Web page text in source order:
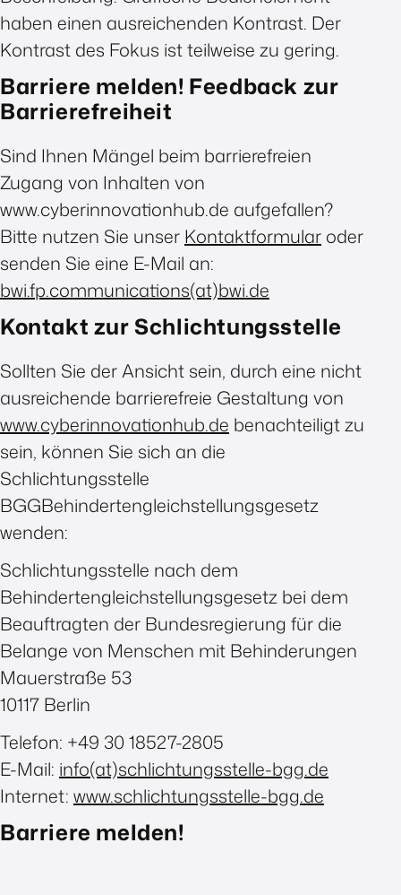
haben einen ausreichenden Kontrast. Der
Kontrast des Fokus ist teilweise zu gering.
Barriere melden! Feedback zur
Barrierefreiheit
Sind Ihnen Mängel beim barrierefreien
Zugang von Inhalten von
www.cyberinnovationhub.de aufgefallen?
Bitte nutzen Sie unser Kontaktformular oder
senden Sie eine E-Mail an:
bwi.fp.communications(at)bwi.de
Kontakt zur Schlichtungsstelle
Sollten Sie der Ansicht sein, durch eine nicht
ausreichende barrierefreie Gestaltung von
www.cyberinnovationhub.de benachteiligt zu
sein, können Sie sich an die
Schlichtungsstelle
BGGBehindertengleichstellungsgesetz
wenden:
Schlichtungsstelle nach dem
Behindertengleichstellungsgesetz bei dem
Beauftragten der Bundesregierung für die
Belange von Menschen mit Behinderungen
Mauerstraße 53
10117 Berlin
Telefon: +49 30 18527-2805
E-Mail: info(at)schlichtungsstelle-bgg.de
Internet: www.schlichtungsstelle-bgg.de
Barriere melden!